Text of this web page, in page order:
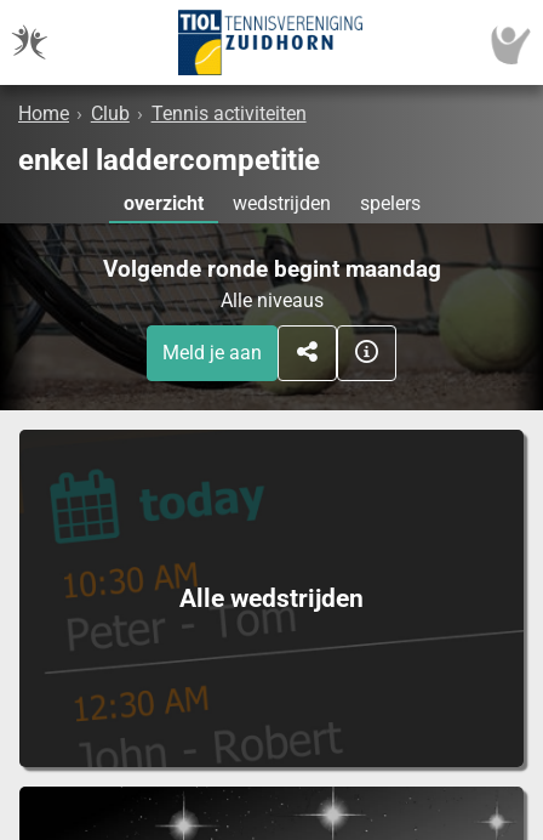
Home › Club › Tennis activiteiten
enkel laddercompetitie
overzicht wedstrijden spelers
Volgende ronde begint maandag
Alle niveaus
Meld je aan
Alle wedstrijden